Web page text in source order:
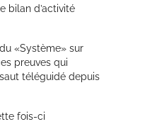
bilan d’activité
«Système» sur
preuves qui
téléguidé depuis
fois-ci